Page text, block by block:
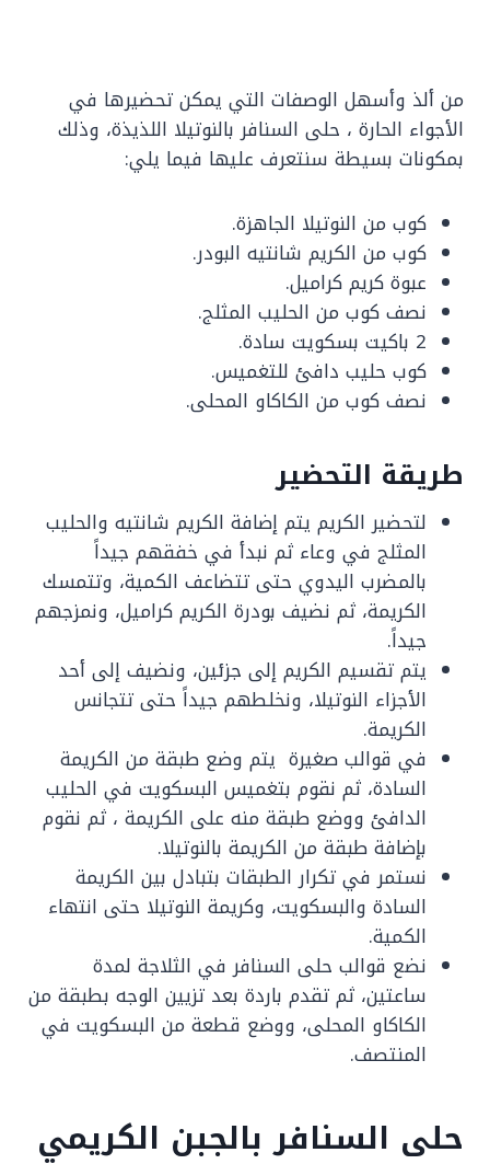
من ألذ وأسهل الوصفات التي يمكن تحضيرها في
الأجواء الحارة ، حلى السنافر بالنوتيلا اللذيذة، وذلك
بمكونات بسيطة سنتعرف عليها فيما يلي:
كوب من النوتيلا الجاهزة.
كوب من الكريم شانتيه البودر.
عبوة كريم كراميل.
نصف كوب من الحليب المثلج.
2 باكيت بسكويت سادة.
كوب حليب دافئ للتغميس.
نصف كوب من الكاكاو المحلى.
طريقة التحضير
لتحضير الكريم يتم إضافة الكريم شانتيه والحليب
المثلج في وعاء ثم نبدأ في خفقهم جيداً
بالمضرب اليدوي حتى تتضاعف الكمية، وتتمسك
الكريمة، ثم نضيف بودرة الكريم كراميل، ونمزجهم
جيداً.
يتم تقسيم الكريم إلى جزئين، ونضيف إلى أحد
الأجزاء النوتيلا، ونخلطهم جيداً حتى تتجانس
الكريمة.
في قوالب صغيرة يتم وضع طبقة من الكريمة
السادة، ثم نقوم بتغميس البسكويت في الحليب
الدافئ ووضع طبقة منه على الكريمة ، ثم نقوم
بإضافة طبقة من الكريمة بالنوتيلا.
نستمر في تكرار الطبقات بتبادل بين الكريمة
السادة والبسكويت، وكريمة النوتيلا حتى انتهاء
الكمية.
نضع قوالب حلى السنافر في الثلاجة لمدة
ساعتين، ثم تقدم باردة بعد تزيين الوجه بطبقة من
الكاكاو المحلى، ووضع قطعة من البسكويت في
المنتصف.
حلى السنافر بالجبن الكريمي